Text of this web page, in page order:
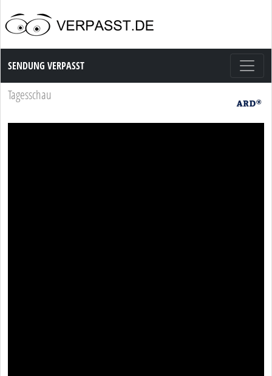
Sendung Verpasst
SENDUNG VERPASST
Tagesschau